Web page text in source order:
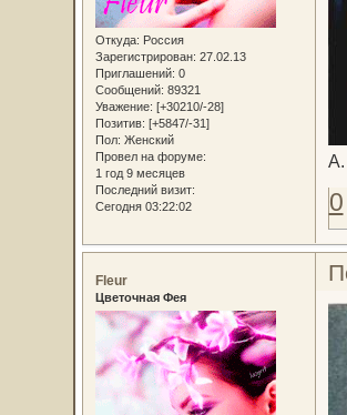
Откуда: Россия
Зарегистрирован: 27.02.13
Приглашений: 0
Сообщений: 89321
Уважение: [+30210/-28]
Позитив: [+5847/-31]
Пол: Женский
Провел на форуме:
1 год 9 месяцев
Последний визит:
Сегодня 03:22:02
А.
0
Fleur
Цветочная Фея